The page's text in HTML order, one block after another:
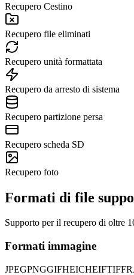
Recupero Cestino
Recupero file eliminati
Recupero unità formattata
Recupero da arresto di sistema
Recupero partizione persa
Recupero scheda SD
Recupero foto
Formati di file
Supporto per il recupero di oltre
Formati immagine
JPEGPNGGIFHEICHEIFTIFF